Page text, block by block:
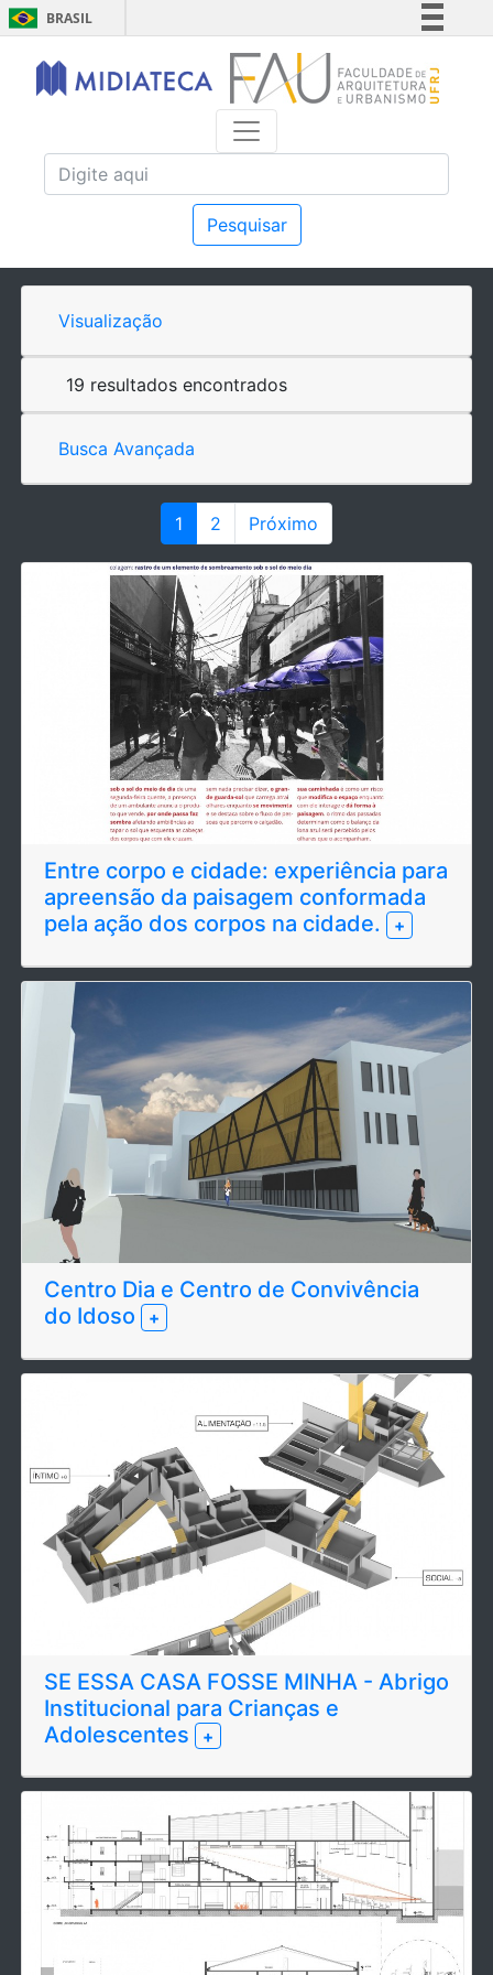
BRASIL
Simplifique!
Comunica BR
Acesso à informação
Pesquisar
Visualização
19 resultados encontrados
Busca Avançada
1 2 Próximo
Entre corpo e cidade: experiência para
apreensão da paisagem conformada
pela ação dos corpos na cidade.
+
Centro Dia e Centro de Convivência
do Idoso
+
SE ESSA CASA FOSSE MINHA - Abrigo
Institucional para Crianças e
Adolescentes
+